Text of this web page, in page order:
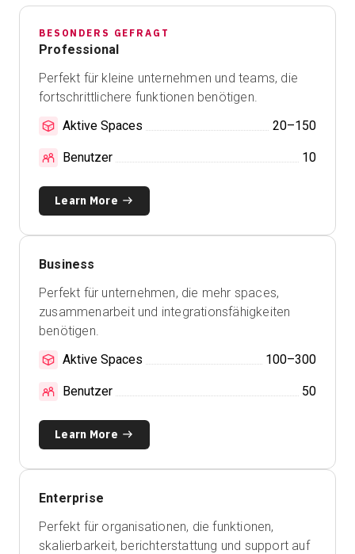
BESONDERS GEFRAGT
Professional
Perfekt für kleine unternehmen und teams, die
fortschrittlichere funktionen benötigen.
Aktive Spaces
20–150
Benutzer 10
Learn More
Business
Perfekt für unternehmen, die mehr spaces,
zusammenarbeit und integrationsfähigkeiten
benötigen.
Aktive Spaces
100–300
Benutzer 50
Learn More
Enterprise
Perfekt für organisationen, die funktionen,
skalierbarkeit, berichterstattung und support auf